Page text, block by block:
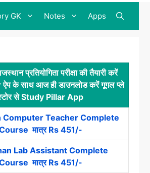
GK Notes Apps
प्रतियोगिता परीक्षा की तैयारी करें
के साथ आज ही डाउनलोड करें गूगल प्ले
से Study Pillar App
Computer Teacher Complete
मात्र Rs 451/-
Lab Assistant Complete
मात्र Rs 451/-